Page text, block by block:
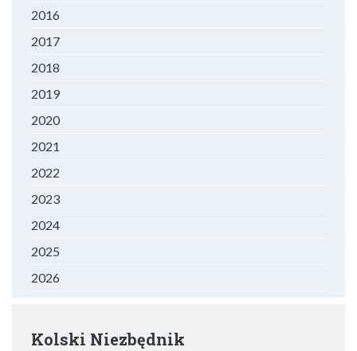
2016
2017
2018
2019
2020
2021
2022
2023
2024
2025
2026
Kolski Niezbędnik